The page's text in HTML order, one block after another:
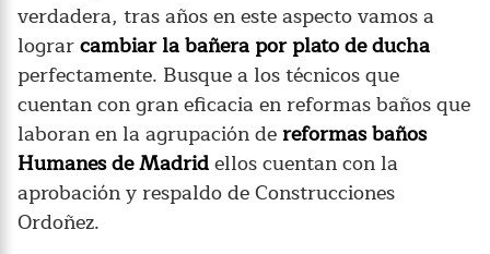
verdadera, tras años en este aspecto vamos a
lograrcambiar la bañera por plato de ducha
perfectamente. Busque a los técnicos que
cuentan con gran eficacia en reformas baños que
laboran en la agrupación dereformas baños
Humanes de Madridellos cuentan con la
aprobación y respaldo de Construcciones
Ordoñez.